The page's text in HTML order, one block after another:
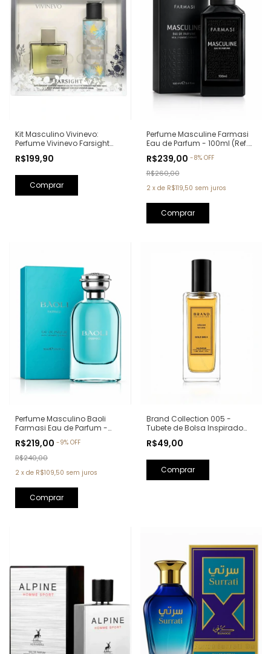
Kit Masculino Vivinevo:
Perfume Vivinevo Farsight
Splash Farsight 250ml
R$199,90
Perfume Masculine Farmasi
Eau de Parfum - 100ml (Ref.
Ford)
R$239,00 -8% OFF
R$260,00
2 x de R$119,50 sem juros
Perfume Masculino Baoli
Farmasi Eau de Parfum -
Homme Bvlgari)
R$219,00 -9% OFF
R$240,00
2 x de R$109,50 sem juros
Brand Collection 005 -
Tubete de Bolsa Inspirado
R$49,00